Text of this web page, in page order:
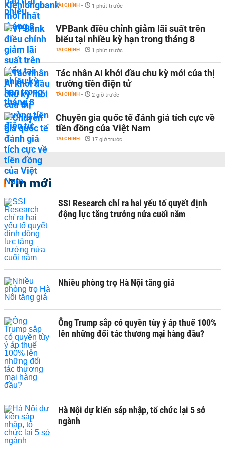
TÀI CHÍNH - 1 phút trước
VPBank điều chỉnh giảm lãi suất trên
biểu tại nhiều kỳ hạn trong tháng 8
TÀI CHÍNH - 1 phút trước
Tác nhân AI khởi đầu chu kỳ mới của thị
trường tiền điện tử
TÀI CHÍNH - 2 giờ trước
Chuyên gia quốc tế đánh giá tích cực về
tiền đồng của Việt Nam
TÀI CHÍNH - 17 giờ trước
Tin mới
SSI Research chỉ ra hai yếu tố quyết định
động lực tăng trưởng nửa cuối năm
Nhiều phòng trọ Hà Nội tăng giá
Ông Trump sắp có quyền tùy ý áp thuế 100%
lên những đối tác thương mại hàng đầu?
Hà Nội dự kiến sáp nhập, tổ chức lại 5 sở
ngành